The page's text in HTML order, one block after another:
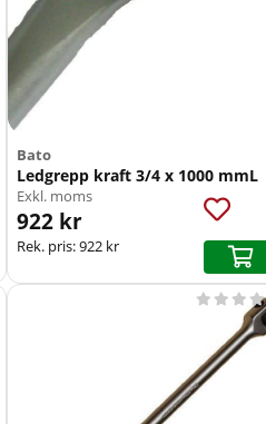
Bato
Ledgrepp kraft 3/4 x 1000 mmL
Exkl. moms
922 kr
Rek. pris:922 kr
   